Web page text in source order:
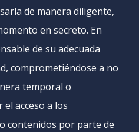
de manera diligente,
en secreto. En
de su adecuada
comprometiéndose a no
temporal o
acceso a los
contenidos por parte de